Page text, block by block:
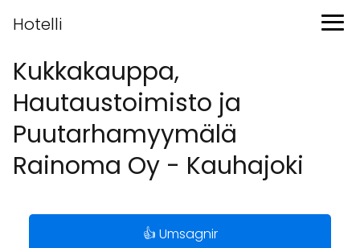
Hotelli
Kukkakauppa,
Hautaustoimisto ja
Puutarhamyymälä
Rainoma Oy - Kauhajoki
👍 Umsagnir